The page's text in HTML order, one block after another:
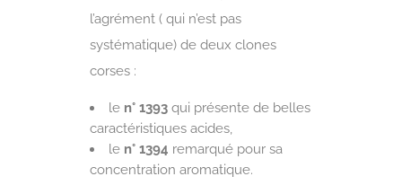
l’agrément ( qui n’est pas
systématique) de deux clones
corses :
le n° 1393 qui présente de belles
caractéristiques acides,
le n° 1394 remarqué pour sa
concentration aromatique.